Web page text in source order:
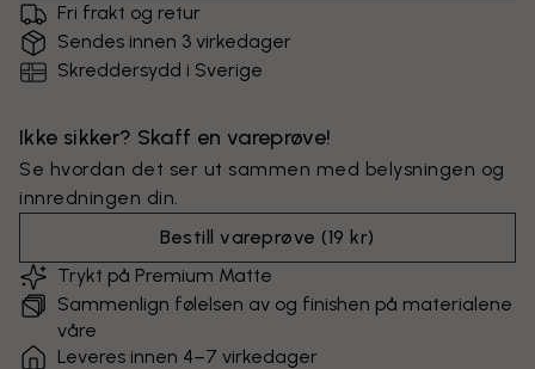
Fri frakt og retur
Sendes innen 3 virkedager
Skreddersydd i Sverige
Ikke sikker? Skaff en vareprøve!
Se hvordan det ser ut sammen med belysningen og
innredningen din.
Bestill vareprøve (19 kr)
Trykt på Premium Matte
Sammenlign følelsen av og finishen på materialene
våre
Leveres innen 4–7 virkedager